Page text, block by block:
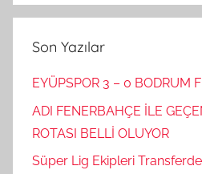
Son Yazılar
EYÜPSPOR 3 – 0 BODRUM
ADI FENERBAHÇE İLE
ROTASI BELLİ OLUYOR
Süper Lig Ekipleri